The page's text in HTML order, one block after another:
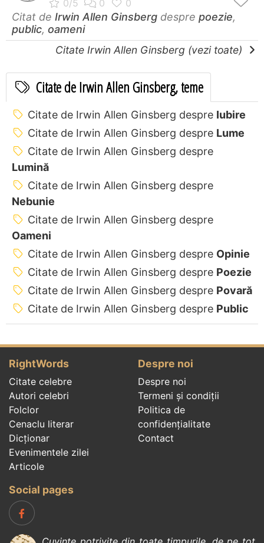
Citat de Irwin Allen Ginsberg despre poezie,
public, oameni
Citate Irwin Allen Ginsberg (vezi toate)
Citate de Irwin Allen Ginsberg, teme
Citate de Irwin Allen Ginsberg despre Iubire
Citate de Irwin Allen Ginsberg despre Lume
Citate de Irwin Allen Ginsberg despre
Lumină
Citate de Irwin Allen Ginsberg despre
Nebunie
Citate de Irwin Allen Ginsberg despre
Oameni
Citate de Irwin Allen Ginsberg despre Opinie
Citate de Irwin Allen Ginsberg despre Poezie
Citate de Irwin Allen Ginsberg despre Povară
Citate de Irwin Allen Ginsberg despre Public
RightWords
Citate celebre
Autori celebri
Folclor
Cenaclu literar
Dicționar
Evenimentele zilei
Articole
Despre noi
Despre noi
Termeni și condiții
Politica de
confidenţialitate
Contact
Social pages